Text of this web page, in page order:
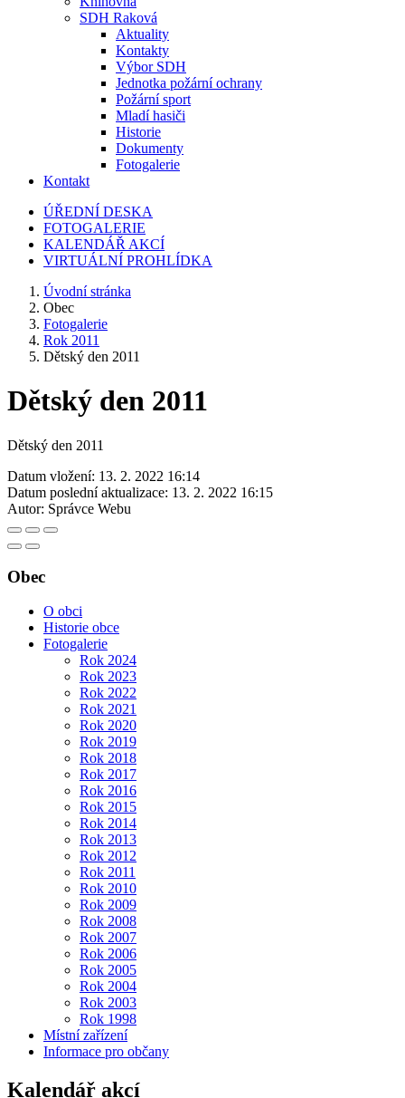
SDH Raková
Aktuality
Kontakty
Výbor SDH
Jednotka požární ochrany
Požární sport
Mladí hasiči
Historie
Dokumenty
Fotogalerie
Kontakt
ÚŘEDNÍ DESKA
FOTOGALERIE
KALENDÁŘ AKCÍ
VIRTUÁLNÍ PROHLÍDKA
Úvodní stránka
Obec
Fotogalerie
Rok 2011
Dětský den 2011
Dětský den 2011
Dětský den 2011
Datum vložení: 13. 2. 2022 16:14
Datum poslední aktualizace: 13. 2. 2022 16:15
Autor: Správce Webu
Obec
O obci
Historie obce
Fotogalerie
Rok 2024
Rok 2023
Rok 2022
Rok 2021
Rok 2020
Rok 2019
Rok 2018
Rok 2017
Rok 2016
Rok 2015
Rok 2014
Rok 2013
Rok 2012
Rok 2011
Rok 2010
Rok 2009
Rok 2008
Rok 2007
Rok 2006
Rok 2005
Rok 2004
Rok 2003
Rok 1998
Místní zařízení
Informace pro občany
Kalendář akcí